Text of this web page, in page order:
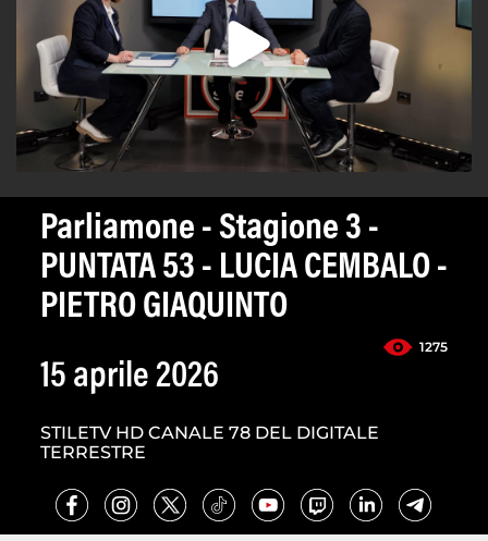
Parliamone - Stagione 3 -
PUNTATA 53 - LUCIA CEMBALO -
PIETRO GIAQUINTO
1275
15 aprile 2026
STILETV HD CANALE 78 DEL DIGITALE
TERRESTRE